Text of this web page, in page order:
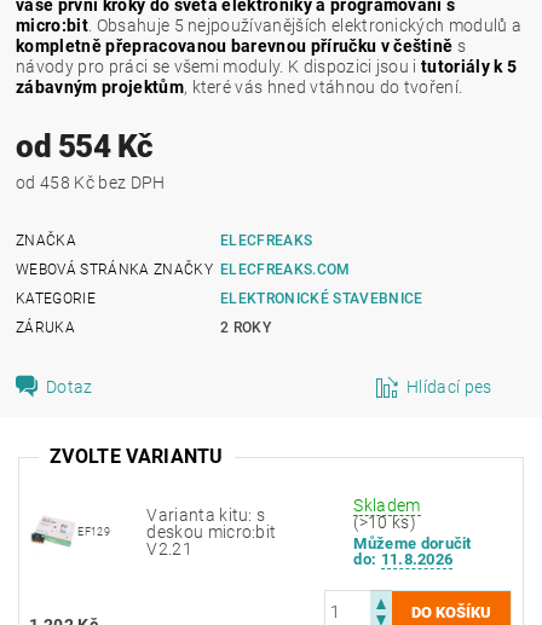
vaše první kroky do světa elektroniky a programování s
micro:bit . Obsahuje 5 nejpoužívanějších elektronických modulů a
kompletně přepracovanou barevnou příručku v češtině s
návody pro práci se všemi moduly. K dispozici jsou itutoriály k 5
zábavným projektům, které vás hned vtáhnou do tvoření.
od 554 Kč
od 458 Kč bez DPH
ZNAČKA
ELECFREAKS
WEBOVÁ STRÁNKA ZNAČKY ELECFREAKS.COM
KATEGORIE
ELEKTRONICKÉ STAVEBNICE
ZÁRUKA
2 ROKY
Dotaz Hlídací pes
ZVOLTE VARIANTU
EF129
Varianta kitu: s
deskou micro:bit
V2.21
Skladem
(>10 ks)
Můžeme doručit
do: 11.8.2026